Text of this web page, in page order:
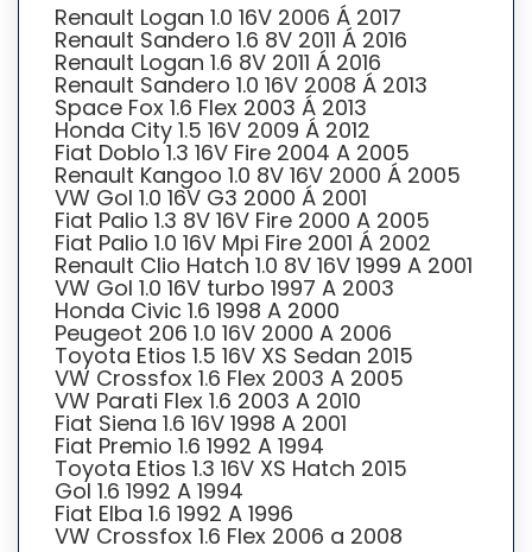
Renault Logan 1.0 16V 2006 Á 2017
Renault Sandero 1.6 8V 2011 Á 2016
Renault Logan 1.6 8V 2011 Á 2016
Renault Sandero 1.0 16V 2008 Á 2013
Space Fox 1.6 Flex 2003 Á 2013
Honda City 1.5 16V 2009 Á 2012
Fiat Doblo 1.3 16V Fire 2004 A 2005
Renault Kangoo 1.0 8V 16V 2000 Á 2005
VW Gol 1.0 16V G3 2000 Á 2001
Fiat Palio 1.3 8V 16V Fire 2000 A 2005
Fiat Palio 1.0 16V Mpi Fire 2001 Á 2002
Renault Clio Hatch 1.0 8V 16V 1999 A 2001
VW Gol 1.0 16V turbo 1997 A 2003
Honda Civic 1.6 1998 A 2000
Peugeot 206 1.0 16V 2000 A 2006
Toyota Etios 1.5 16V XS Sedan 2015
VW Crossfox 1.6 Flex 2003 A 2005
VW Parati Flex 1.6 2003 A 2010
Fiat Siena 1.6 16V 1998 A 2001
Fiat Premio 1.6 1992 A 1994
Toyota Etios 1.3 16V XS Hatch 2015
Gol 1.6 1992 A 1994
Fiat Elba 1.6 1992 A 1996
VW Crossfox 1.6 Flex 2006 a 2008